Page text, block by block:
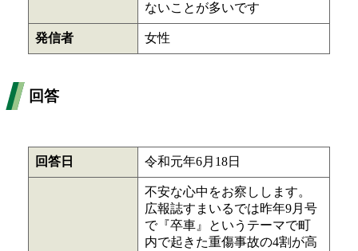
ないことが多いです
発信者 女性
回答
回答日 令和元年6月18日
不安な心中をお察しします。
広報誌すまいるでは昨年9月号
で『卒車』というテーマで町
内で起きた重傷事故の4割が高